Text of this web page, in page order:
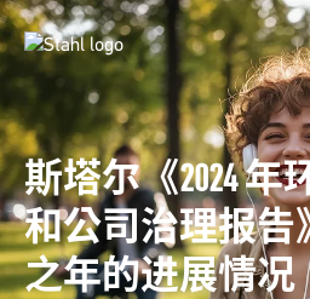
斯塔尔《2024 年
和公司治理报告
之年的进展情况